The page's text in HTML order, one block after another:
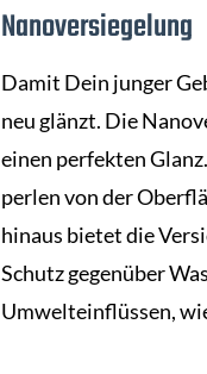
Nanoversiegelung
Damit Dein junger
neu glänzt. Die
einen perfekten
perlen von der
hinaus bietet die
Schutz gegenüber
Umwelteinflüssen,